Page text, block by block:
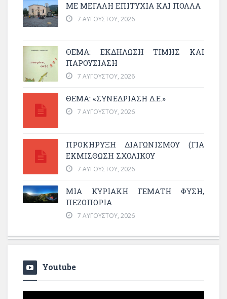
ΜΕ ΜΕΓΆΛΗ ΕΠΙΤΥΧΊΑ ΚΑΙ ΠΟΛΛΆ
7 ΑΥΓΟΎΣΤΟΥ, 2026
ΘΈΜΑ: ΕΚΔΉΛΩΣΗ ΤΙΜΉΣ ΚΑΙ
ΠΑΡΟΥΣΊΑΣΗ
7 ΑΥΓΟΎΣΤΟΥ, 2026
ΘΕΜΑ: «ΣΥΝΕΔΡΊΑΣΗ Δ.Ε.»
7 ΑΥΓΟΎΣΤΟΥ, 2026
ΠΡΟΚΗΡΥΞΗ ΔΙΑΓΩΝΙΣΜΟΥ (ΓΙΑ
ΕΚΜΊΣΘΩΣΗ ΣΧΟΛΙΚΟΎ
7 ΑΥΓΟΎΣΤΟΥ, 2026
ΜΙΑ ΚΥΡΙΑΚΉ ΓΕΜΆΤΗ ΦΎΣΗ,
ΠΕΖΟΠΟΡΊΑ
7 ΑΥΓΟΎΣΤΟΥ, 2026
Youtube